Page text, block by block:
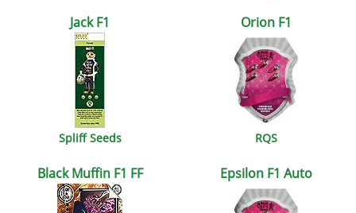
Jack F1
Spliff Seeds
Orion F1
RQS
Black Muffin F1 FF Epsilon F1 Auto